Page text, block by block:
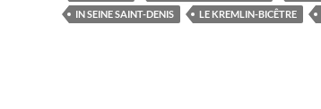
IN SEINE SAINT-DENIS
LE KREMLIN-BICÊTRE